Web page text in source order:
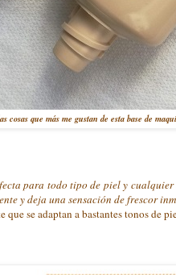
cosas que más me gustan de esta base de
para todo tipo de piel y cualquier
y deja una sensación de frescor
que se adaptan a bastantes tonos de